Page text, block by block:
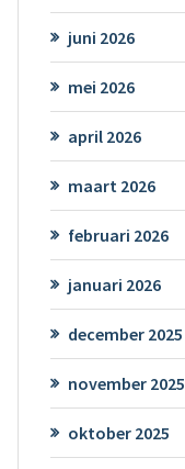
juni 2026
mei 2026
april 2026
maart 2026
februari 2026
januari 2026
december 2025
november 2025
oktober 2025